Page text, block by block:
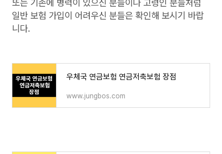
일반 보험 가입이 어려우신 분들은 확인해 보시기 바랍
니다.
우체국 연금보험 연금저축보험 장점
www.jungbos.com